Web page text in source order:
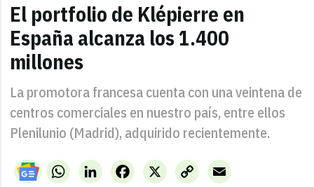
El portfolio de Klépierre en
España alcanza los 1.400
millones
La promotora francesa cuenta con una veintena de
centros comerciales en nuestro país, entre ellos
Plenilunio (Madrid), adquirido recientemente.
WhatsAppLinkedIn X
Facebook
Copy
Link
Email